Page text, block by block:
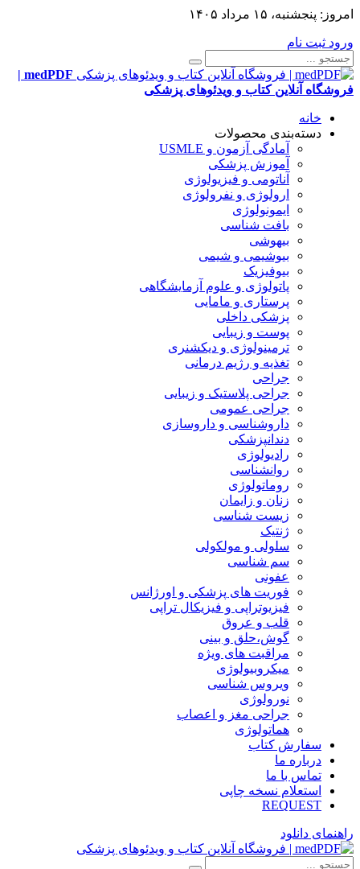
امروز: پنجشنبه، ۱۵ مرداد ۱۴۰۵
ورود ثبت نام
medPDF |
فروشگاه آنلاین کتاب و ویدئوهای پزشکی
خانه
دسته‌بندی محصولات
آمادگی آزمون و USMLE
آموزش پزشکی
آناتومی و فیزیولوژی
ارولوژی و نفرولوژی
ایمونولوژی
بافت شناسی
بیهوشی
بیوشیمی و شیمی
بیوفیزیک
پاتولوژی و علوم آزمایشگاهی
پرستاری و مامایی
پزشکی داخلی
پوست و زیبایی
ترمینولوژی و دیکشنری
تغذیه و رژیم درمانی
جراحی
جراحی پلاستیک و زیبایی
جراحی عمومی
داروشناسی و داروسازی
دندانپزشکی
رادیولوژی
روانشناسی
روماتولوژی
زنان و زایمان
زیست شناسی
ژنتیک
سلولی و مولکولی
سم شناسی
عفونی
فوریت های پزشکی و اورژانس
فیزیوتراپی و فیزیکال تراپی
قلب و عروق
گوش،حلق و بینی
مراقبت های ویژه
میکروبیولوژی
ویروس شناسی
نورولوژی
جراحی مغز و اعصاب
هماتولوژی
سفارش کتاب
درباره ما
تماس با ما
استعلام نسخه چاپی
REQUEST
راهنمای دانلود